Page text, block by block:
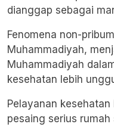
dianggap sebagai
Fenomena non-
Muhammadiyah,
Muhammadiyah
kesehatan lebih
Pelayanan
pesaing serius